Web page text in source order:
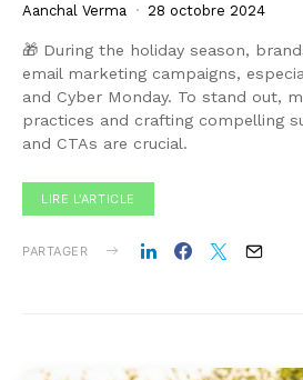
Aanchal Verma 28 octobre 2024
🎁 During the holiday season,
email marketing campaigns,
and Cyber Monday. To stand out,
practices and crafting compelling
and CTAs are crucial.
LIRE L'ARTICLE
PARTAGER